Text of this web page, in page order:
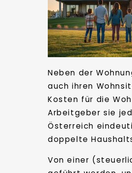
Neben der
auch ihren
Kosten für die
Arbeitgeber sie
Österreich
doppelte
Von einer